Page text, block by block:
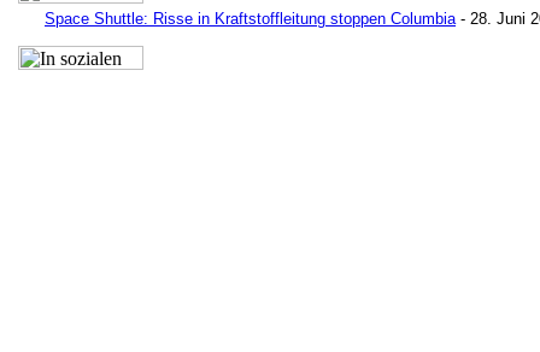
Space Shuttle: Risse in Kraftstoffleitung stoppen Columbia- 28. Juni